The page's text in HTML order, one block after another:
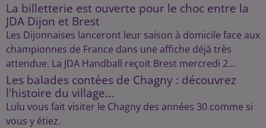
La billetterie est ouverte pour le choc entre la
JDA Dijon et Brest
Les Dijonnaises lanceront leur saison à domicile face aux
championnes de France dans une affiche déjà très
attendue. La JDA Handball reçoit Brest mercredi 2...
Les balades contées de Chagny : découvrez
l'histoire du village...
Lulu vous fait visiter le Chagny des années 30 comme si
vous y étiez.